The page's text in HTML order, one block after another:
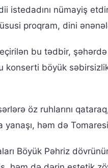
istedadını nümayiş
proqram, dini
bu tədbir,
böyük
öz ruhlarını
həm də
Böyük Pəhriz